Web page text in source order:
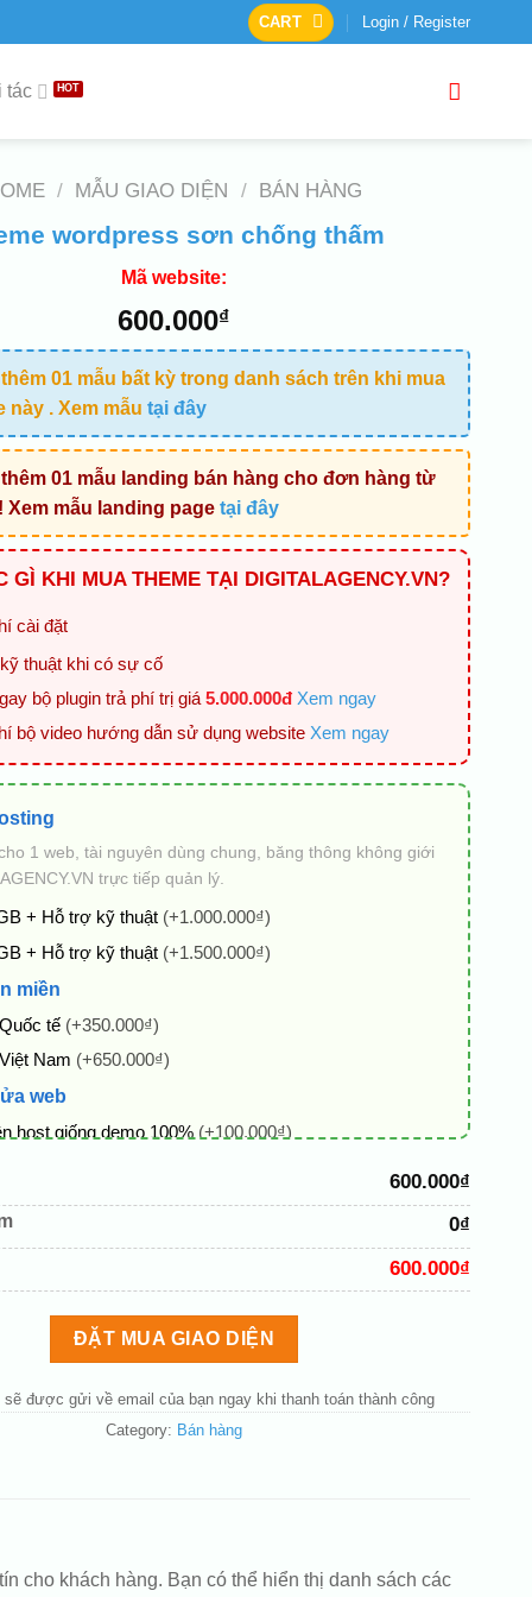
CART Login / Register
tác
/ MẪU GIAO DIỆN / BÁN HÀNG
wordpress sơn chống thấm
Mã website:
600.000₫
01 mẫu bất kỳ trong danh sách trên khi mua
này . Xem mẫu tại đây
01 mẫu landing bán hàng cho đơn hàng từ
Xem mẫu landing page tại đây
GÌ KHI MUA THEME TẠI DIGITALAGENCY.VN?
cài đặt
thuật khi có sự cố
bộ plugin trả phí trị giá 5.000.000đ Xem ngay
bộ video hướng dẫn sử dụng website Xem ngay
1 web, tài nguyên dùng chung, băng thông không giới
trực tiếp quản lý.
+ Hỗ trợ kỹ thuật (+1.000.000₫)
+ Hỗ trợ kỹ thuật (+1.500.000₫)
miền
tế (+350.000₫)
Nam (+650.000₫)
web
host giống demo 100% (+100.000₫)
đạo theo tông của logo(+200.000₫)
600.000₫
0₫
600.000₫
ĐẶT MUA GIAO DIỆN
sẽ được gửi về email của bạn ngay khi thanh toán thành công
Category: Bán hàng
cho khách hàng. Bạn có thể hiển thị danh sách các